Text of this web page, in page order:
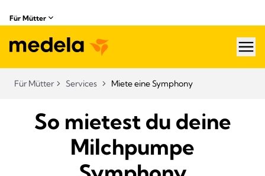
Für Mütter
Für Mütter Services Miete eine Symphony
So mietest du deine
Milchpumpe